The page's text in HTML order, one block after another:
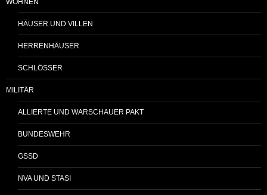
HÄUSER UND VILLEN
HERRENHÄUSER
SCHLÖSSER
MILITÄR
ALLIERTE UND WARSCHAUER PAKT
BUNDESWEHR
GSSD
NVA UND STASI